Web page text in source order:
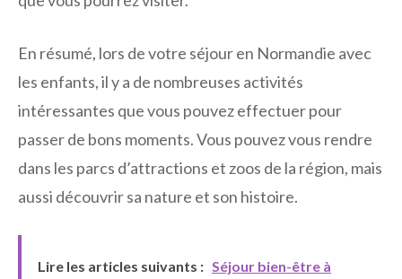
En résumé, lors de votre séjour en Normandie avec
les enfants, il y a de nombreuses activités
intéressantes que vous pouvez effectuer pour
passer de bons moments. Vous pouvez vous rendre
dans les parcs d’attractions et zoos de la région, mais
aussi découvrir sa nature et son histoire.
Lire les articles suivants : Séjour bien-être à